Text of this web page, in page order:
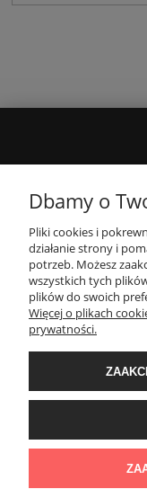
Wyposażenie łazienek
sklep@lazienki.eco |
Stoń | NIP:
Dbamy o
Pliki cookies i
działanie strony i
potrzeb. Możesz
wszystkich tych
plików do swoich
Więcej o plikach
prywatności.